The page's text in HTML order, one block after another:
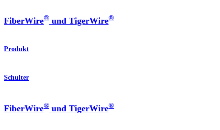
FiberWire® und TigerWire®
Produkt
Schulter
FiberWire® und TigerWire®